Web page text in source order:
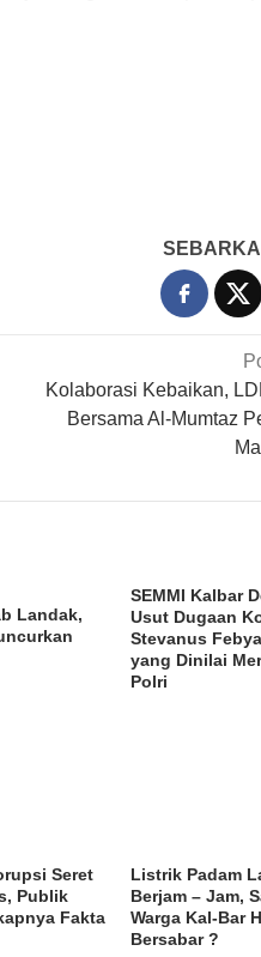
Kolaborasi Kebaikan,
Bersama Al-Mumtaz
Landak,
SEMMI Kalbar
Usut Dugaan
Stevanus
yang Dinilai
Polri
Seret
Publik
Fakta
Listrik Padam
Berjam – Jam,
Warga Kal-Bar
Bersabar ?